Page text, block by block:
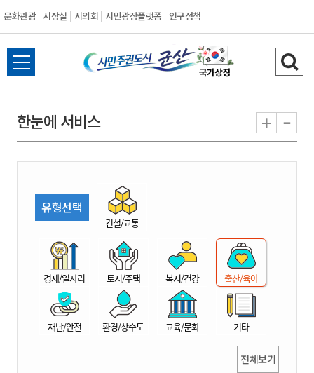
문화관광 시장실 시의회 시민광장플랫폼 인구정책
시
민
권
시
산
전
체
뉴
열
검
색
기
한눈에 서비스 + -
유형선택
건설/교통
경제/일자리 토지/주택 복지/건강 출산/육아
재난/안전 환경/상수도 교육/문화 기타
전체보기